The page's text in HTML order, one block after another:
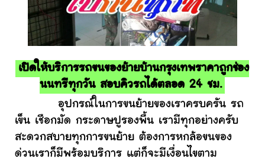
เปิดให้บริการรถขนของย้ายบ้านกรุงเทพราคาถูกช่อง
นนทรีทุกวัน สอบคิวรถได้ตลอด 24 ชม.
อุปกรณ์ในการขนย้ายของเราครบครัน รถ
เข็น เชือกมัด กระดาษปูรองพื้น เรามีทุกอย่างครับ
สะดวกสบายทุกการขนย้าย ต้องการหกล้อขนของ
ด่วนเราก็มีพร้อมบริการ แต่ก็จะมีเงื่อนไขตาม